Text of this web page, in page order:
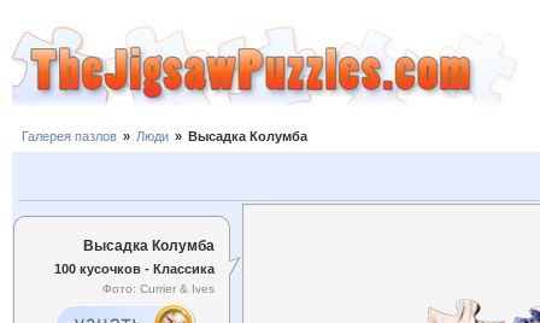
Галерея пазлов » Люди » Высадка Колумба
Высадка Колумба
100 кусочков - Классика
Фото: Currier & Ives